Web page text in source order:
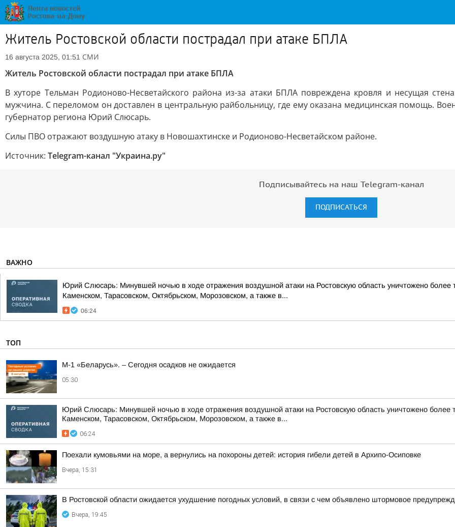
Житель Ростовской области пострадал при атаке БПЛА
16 августа 2025, 01:51 СМИ
Житель Ростовской области пострадал при атаке БПЛА
В хуторе Тельман Родионово-Несветайского района из-за атаки БПЛА повреждена кровля и несущая
мужчина. С переломом он доставлен в центральную райбольницу, где ему оказана медицинская помощь.
губернатор региона Юрий Слюсарь.
Силы ПВО отражают воздушную атаку в Новошахтинске и Родионово-Несветайском районе.
Источник: Telegram-канал "Украина.ру"
Подписывайтесь на наш Telegram-канал
ПОДПИСАТЬСЯ
ВАЖНО
Юрий Слюсарь: Минувшей ночью в ходе отражения воздушной атаки на Ростовскую область уничтожено более
Каменском, Тарасовском, Октябрьском, Морозовском, а также в...
06:24
ТОП
М-1 «Беларусь». – Сегодня осадков не ожидается
05:30
Юрий Слюсарь: Минувшей ночью в ходе отражения воздушной атаки на Ростовскую область уничтожено более
Каменском, Тарасовском, Октябрьском, Морозовском, а также в...
06:24
Поехали кумовьями на море, а вернулись на похороны детей: история гибели детей в Архипо-Осиповке
Вчера, 15:31
В Ростовской области ожидается ухудшение погодных условий, в связи с чем объявлено штормовое
Вчера, 19:45